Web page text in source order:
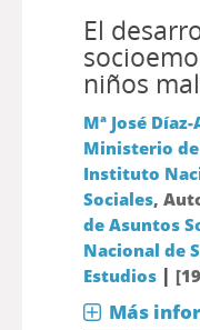
El
niños
Mª José
Ministerio
Instituto
Sociales,
de Asuntos
Nacional de
Estudios|
Más